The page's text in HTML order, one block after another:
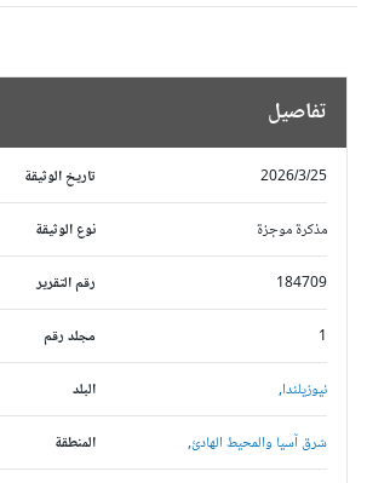
تفاصيل
تاريخ الوثيقة 2026/3/25
نوع الوثيقة مذكرة موجزة
رقم التقرير 184709
مجلد رقم
البلد نيوزيلندا,
المنطقة شرق آسيا والمحيط الهادئ,